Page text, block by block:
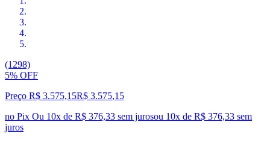
(1298)
5% OFF
Preço R$ 3.575,15R$ 3.575,15
no Pix Ou 10x de R$ 376,33 sem jurosou 10x de R$ 376,33 sem
juros